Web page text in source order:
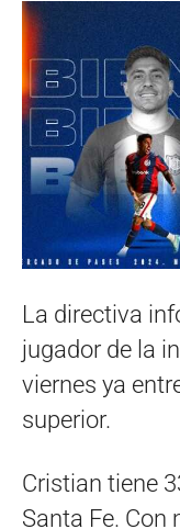
La directiva
jugador de la
viernes ya
superior.
Cristian tiene
Santa Fe.